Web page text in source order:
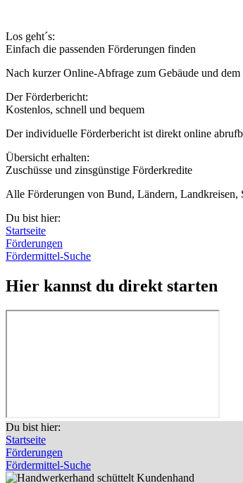
Los geht´s:
Einfach die passenden Förderungen finden
Nach kurzer Online-Abfrage zum Gebäude und
Der Förderbericht:
Kostenlos, schnell und bequem
Der individuelle Förderbericht ist direkt online
Übersicht erhalten:
Zuschüsse und zinsgünstige Förderkredite
Alle Förderungen von Bund, Ländern, Landkreisen,
Du bist hier:
Startseite
Förderungen
Fördermittel-Suche
Hier kannst du direkt starten
Du bist hier:
Startseite
Förderungen
Fördermittel-Suche